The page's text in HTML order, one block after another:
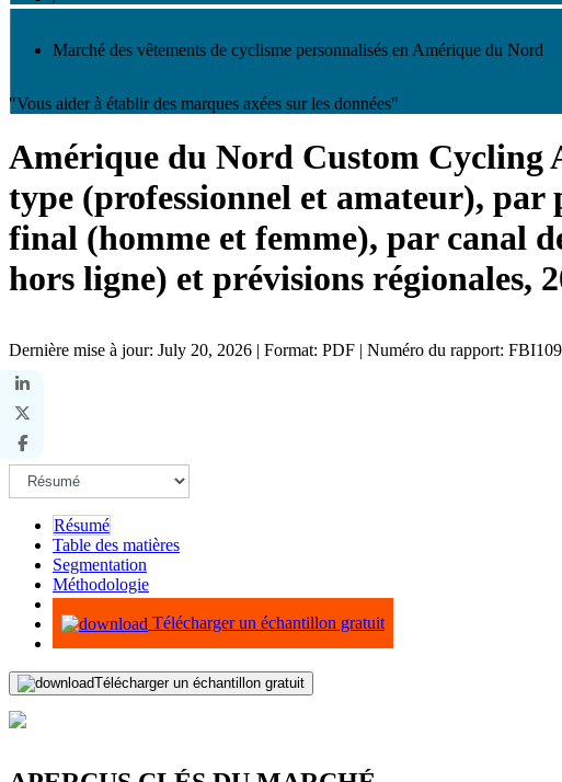
Marché des vêtements de cyclisme personnalisés en Amérique du Nord
"Vous aider à établir des marques axées sur les données"
Amérique du Nord Custom
type (professionnel et amateur),
final (homme et femme), par canal
hors ligne) et prévisions régionales,
Dernière mise à jour: July 20, 2026 | Format: PDF | Numéro du rapport:
Résumé
Table des matières
Segmentation
Méthodologie
Infographie
Télécharger un échantillon gratuit
Télécharger un échantillon gratuit